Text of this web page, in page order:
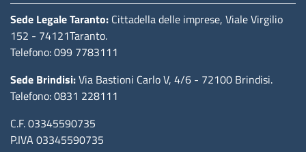
Sede Legale Taranto: Cittadella delle imprese, Viale Virgilio
152 - 74121Taranto.
Telefono: 099 7783111
Sede Brindisi:Via Bastioni Carlo V, 4/6 - 72100 Brindisi.
Telefono: 0831 228111
C.F. 03345590735
P.IVA 03345590735